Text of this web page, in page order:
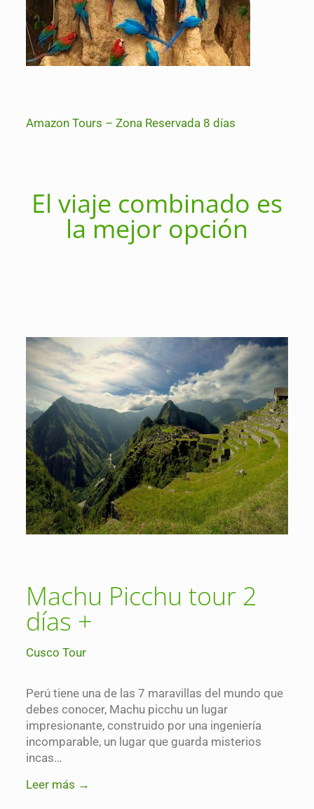
Amazon Tours – Zona Reservada 8 días
El viaje combinado es
la mejor opción
Machu Picchu tour 2
días +
Cusco Tour
Perú tiene una de las 7 maravillas del mundo que
debes conocer, Machu picchu un lugar
impresionante, construido por una ingeniería
incomparable, un lugar que guarda misterios
incas…
Leer más →